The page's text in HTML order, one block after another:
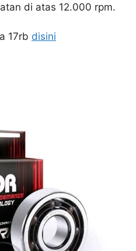
di atas 12.000 rpm.
17rb disini